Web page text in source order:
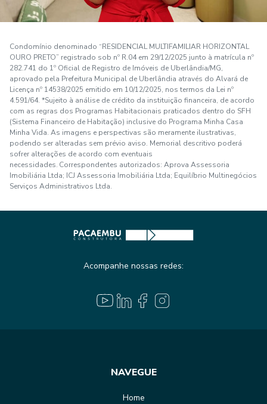
Condomínio denominado “RESIDENCIAL MULTIFAMILIAR HORIZONTAL
OURO PRETO” registrado sob nº R.04 em 29/12/2025 junto à matrícula nº
282.741 do 1º Oficial de Registro de Imóveis de Uberlândia/MG,
aprovado pela Prefeitura Municipal de Uberlândia através do Alvará de
Licença nº 14538/2025 emitido em 10/12/2025, nos termos da Lei nº
4.591/64. *Sujeito à análise de crédito da instituição financeira, de acordo
com as regras dos Programas Habitacionais praticados dentro do SFH
(Sistema Financeiro de Habitação) inclusive do Programa Minha Casa
Minha Vida. As imagens e perspectivas são meramente ilustrativas,
podendo ser alteradas sem prévio aviso. Memorial descritivo poderá
sofrer alterações de acordo com eventuais
necessidades. Correspondentes autorizados: Aprova Assessoria
Imobiliária Ltda; ICJ Assessoria Imobiliária Ltda; Equilíbrio Multinegócios
Serviços Administrativos Ltda.
Acompanhe nossas redes:
NAVEGUE
Home